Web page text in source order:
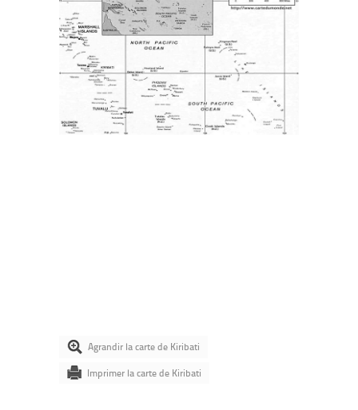
Agrandir la carte de Kiribati
Imprimer la carte de Kiribati